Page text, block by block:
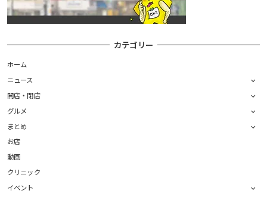
カテゴリー
ホーム
ニュース
開店・閉店
グルメ
まとめ
お店
動画
クリニック
イベント